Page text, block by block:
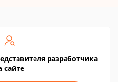
разработчика
сайте